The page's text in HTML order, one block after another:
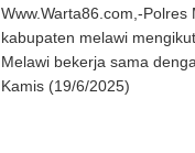
Www.Warta86.com,-
kabupaten melawi
Melawi bekerja sama
Kamis (19/6/2025)